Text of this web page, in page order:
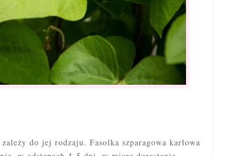
do jej rodzaju. Fasolka szparagowa karłowa